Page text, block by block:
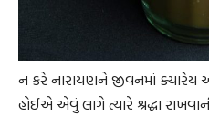
ન કરે નારાયણને જીવનમાં ક્યારેય
હોઈએ એવું લાગે ત્યારે શ્રદ્ધા